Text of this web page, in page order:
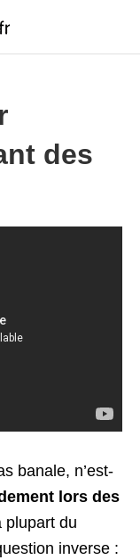
des
banale, n’est-
lors des
plupart du
inverse :